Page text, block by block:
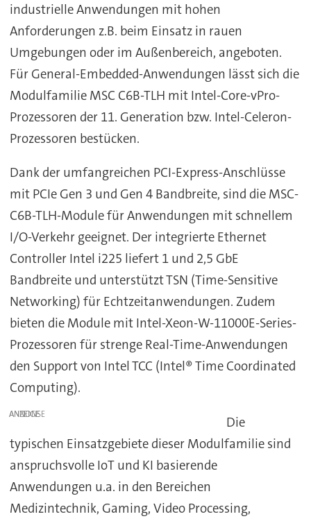
industrielle Anwendungen mit hohen
Anforderungen z.B. beim Einsatz in rauen
Umgebungen oder im Außenbereich, angeboten.
Für General-Embedded-Anwendungen lässt sich die
Modulfamilie MSC C6B-TLH mit Intel-Core-vPro-
Prozessoren der 11. Generation bzw. Intel-Celeron-
Prozessoren bestücken.
Dank der umfangreichen PCI-Express-Anschlüsse
mit PCIe Gen 3 und Gen 4 Bandbreite, sind die MSC-
C6B-TLH-Module für Anwendungen mit schnellem
I/O-Verkehr geeignet. Der integrierte Ethernet
Controller Intel i225 liefert 1 und 2,5 GbE
Bandbreite und unterstützt TSN (Time-Sensitive
Networking) für Echtzeitanwendungen. Zudem
bieten die Module mit Intel-Xeon-W-11000E-Series-
Prozessoren für strenge Real-Time-Anwendungen
den Support von Intel TCC (Intel® Time Coordinated
Computing).
ANZEIGE
Die
typischen Einsatzgebiete dieser Modulfamilie sind
anspruchsvolle IoT und KI basierende
Anwendungen u.a. in den Bereichen
Medizintechnik, Gaming, Video Processing,